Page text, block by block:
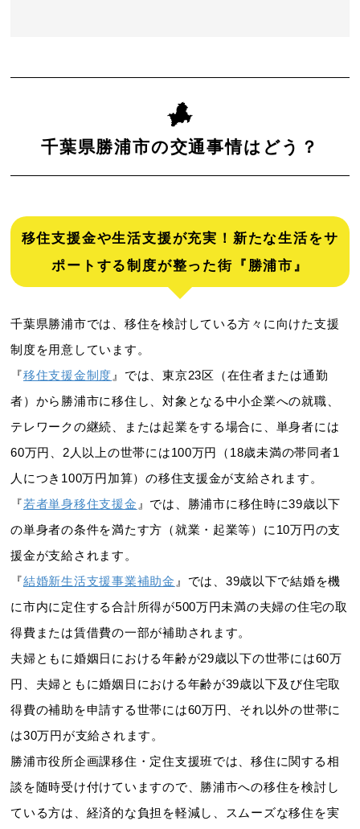
千葉県勝浦市の交通事情はどう？
移住支援金や生活支援が充実！新たな生活をサ
ポートする制度が整った街『勝浦市』
千葉県勝浦市では、移住を検討している方々に向けた支援
制度を用意しています。
『移住支援金制度』では、東京23区（在住者または通勤
者）から勝浦市に移住し、対象となる中小企業への就職、
テレワークの継続、または起業をする場合に、単身者には
60万円、2人以上の世帯には100万円（18歳未満の帯同者1
人につき100万円加算）の移住支援金が支給されます。
『若者単身移住支援金 』では、勝浦市に移住時に39歳以下
の単身者の条件を満たす方（就業・起業等）に10万円の支
援金が支給されます。
『結婚新生活支援事業補助金 』では、39歳以下で結婚を機
に市内に定住する合計所得が500万円未満の夫婦の住宅の取
得費または賃借費の一部が補助されます。
夫婦ともに婚姻日における年齢が29歳以下の世帯には60万
円、夫婦ともに婚姻日における年齢が39歳以下及び住宅取
得費の補助を申請する世帯には60万円、それ以外の世帯に
は30万円が支給されます。
勝浦市役所企画課移住・定住支援班では、移住に関する相
談を随時受け付けていますので、勝浦市への移住を検討し
ている方は、経済的な負担を軽減し、スムーズな移住を実